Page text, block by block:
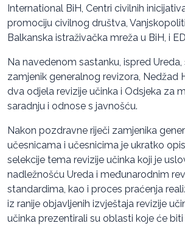
International BiH, Centri civilnih
promociju civilnog društva,
Balkanska istraživačka mreža u BiH, i
Na navedenom sastanku, ispred
zamjenik generalnog revizora, Nedžad
dva odjela revizije učinka i Odsjeka za
saradnju i odnose s javnošću.
Nakon pozdravne riječi zamjenika
učesnicama i učesnicima je ukratko
selekcije tema revizije učinka koji je
nadležnošću Ureda i međunarodnim
standardima, kao i proces praćenja
iz ranije objavljenih izvještaja revizije
učinka prezentirali su oblasti koje će